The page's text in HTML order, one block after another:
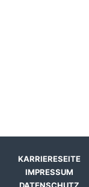
KARRIERESEITE
IMPRESSUM